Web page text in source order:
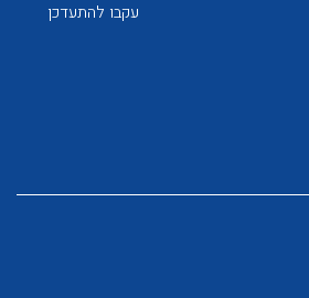
עקבו להתעדכן